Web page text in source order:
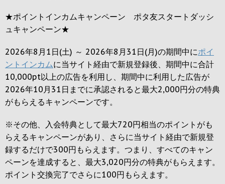
★ポイントインカムキャンペーン ポタ友スタートダッシ
ュキャンペーン★
2026年8月1日(土) ～ 2026年8月31日(月)の期間中にポイ
ントインカムに当サイト経由で新規登録後、期間中に合計
10,000pt以上の広告を利用し、期間中に利用した広告が
2026年10月31日までに承認されると最大2,000円分の特典
がもらえるキャンペーンです。
※その他、入会特典として最大720円相当のポイントがも
らえるキャンペーンがあり、さらに当サイト経由で新規登
録するだけで300円 もらえます。つまり、すべてのキャン
ペーンを達成すると、最大3,020円分の特典がもらえます。
ポイント交換完了でさらに100円 もらえます。